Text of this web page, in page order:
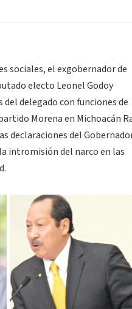
sociales, el exgobernador de
electo Leonel Godoy
del delegado con funciones de
Morena en Michoacán
declaraciones del
intromisión del narco en las